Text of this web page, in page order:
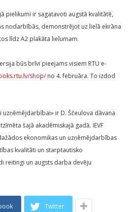
pielikumi ir sagatavoti augstā kvalitātē,
nodarbībās, demonstrējot uz lielā ekrāna
līdz A2 plakāta lielumam.
būs brīvi pieejams visiem RTU e-
shop/ no 4. februāra. To izdod
ir D. Ščeulova dāvana
šajā akadēmiskajā gadā. IEVF
ekonomikas un uzņēmējdarbības
kvalitāti un starptautisko
reitingi un augsts darba devēju
Twitter